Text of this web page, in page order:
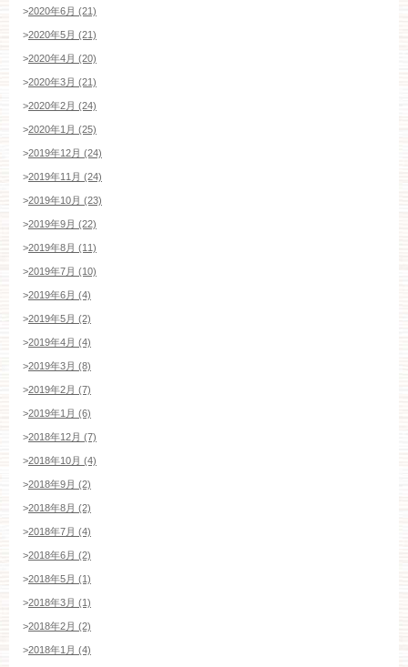
>2020年6月 (21)
>2020年5月 (21)
>2020年4月 (20)
>2020年3月 (21)
>2020年2月 (24)
>2020年1月 (25)
>2019年12月 (24)
>2019年11月 (24)
>2019年10月 (23)
>2019年9月 (22)
>2019年8月 (11)
>2019年7月 (10)
>2019年6月 (4)
>2019年5月 (2)
>2019年4月 (4)
>2019年3月 (8)
>2019年2月 (7)
>2019年1月 (6)
>2018年12月 (7)
>2018年10月 (4)
>2018年9月 (2)
>2018年8月 (2)
>2018年7月 (4)
>2018年6月 (2)
>2018年5月 (1)
>2018年3月 (1)
>2018年2月 (2)
>2018年1月 (4)